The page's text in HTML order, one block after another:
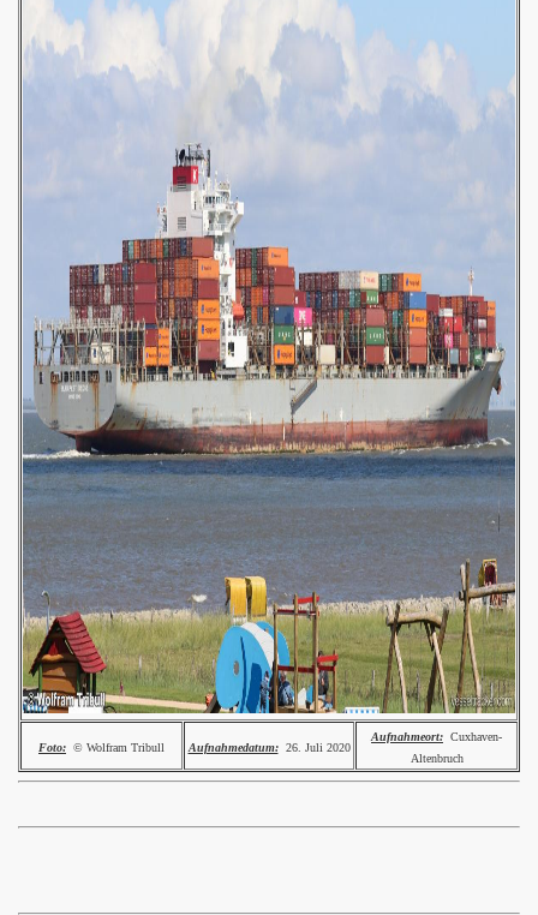
Foto: © Wolfram Tribull Aufnahmedatum:26. Juli 2020
Aufnahmeort: Cuxhaven-
Altenbruch